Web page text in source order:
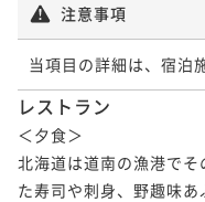
注意事項
当項目の詳細は、宿泊
レストラン
＜夕食＞
北海道は道南の漁港で
た寿司や刺身、野趣味